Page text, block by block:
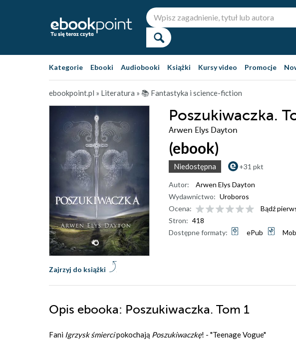
Kategorie Ebooki Audiobooki Książki Kursy video Promocje
ebookpoint.pl » Literatura » 📚 Fantastyka i science-fiction
Poszukiwaczka.
Arwen Elys Dayton
(ebook)
Niedostępna +31 pkt
Zajrzyj do książki
Autor:
Arwen Elys Dayton
Wydawnictwo: Uroboros
Ocena:
Bądź
Stron: 418
Dostępne formaty:
ePub
Opis ebooka: Poszukiwaczka. Tom 1
Fani Igrzysk śmiercipokochają Poszukiwaczkę! - "Teenage Vogue"